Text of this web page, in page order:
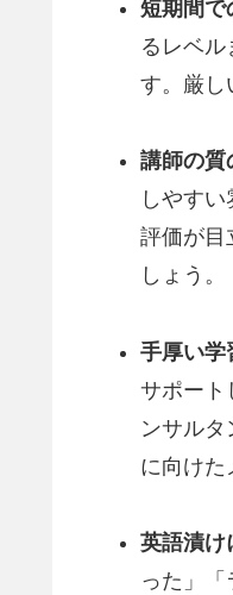
短期間で
るレベ
す。厳し
講師の質
しやす
評価が目
しょう。
手厚い学
サポート
ンサル
に向けた
英語漬け
った」